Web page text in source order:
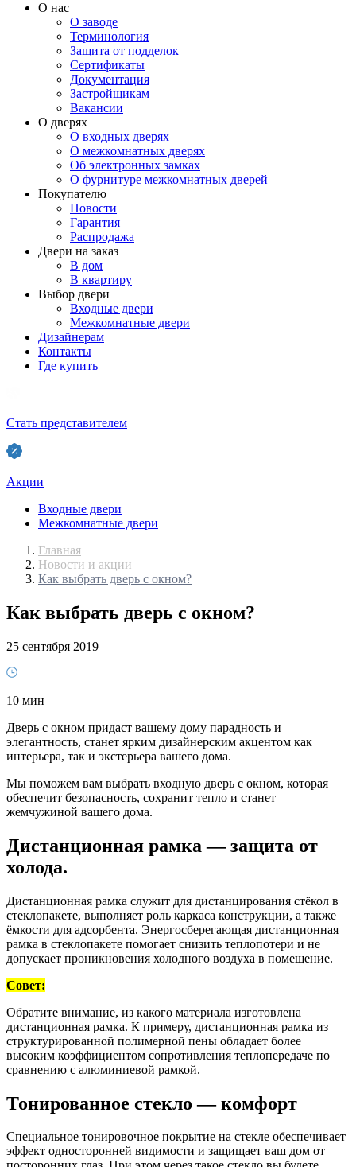
О нас
О заводе
Терминология
Защита от подделок
Сертификаты
Документация
Застройщикам
Вакансии
О дверях
О входных дверях
О межкомнатных дверях
Об электронных замках
О фурнитуре межкомнатных дверей
Покупателю
Новости
Гарантия
Распродажа
Двери на заказ
В дом
В квартиру
Выбор двери
Входные двери
Межкомнатные двери
Дизайнерам
Контакты
Где купить
Стать представителем
Акции
Входные двери
Межкомнатные двери
Главная
Новости и акции
Как выбрать дверь с окном?
Как выбрать дверь с окном?
25 сентября 2019
10 мин
Дверь с окном придаст вашему дому парадность и
элегантность, станет ярким дизайнерским акцентом как
интерьера, так и экстерьера вашего дома.
Мы поможем вам выбрать входную дверь с окном, которая
обеспечит безопасность, сохранит тепло и станет
жемчужиной вашего дома.
Дистанционная рамка — защита от
холода.
Дистанционная рамка служит для дистанцирования стёкол в
стеклопакете, выполняет роль каркаса конструкции, а также
ёмкости для адсорбента. Энергосберегающая дистанционная
рамка в стеклопакете помогает снизить теплопотери и не
допускает проникновения холодного воздуха в помещение.
Совет:
Обратите внимание, из какого материала изготовлена
дистанционная рамка. К примеру, дистанционная рамка из
структурированной полимерной пены обладает более
высоким коэффициентом сопротивления теплопередаче по
сравнению с алюминиевой рамкой.
Тонированное стекло — комфорт
Специальное тонировочное покрытие на стекле обеспечивает
эффект односторонней видимости и защищает ваш дом от